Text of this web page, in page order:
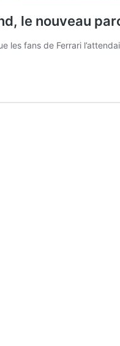
le nouveau
les fans de Ferrari